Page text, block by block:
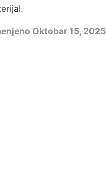
Oktobar 15, 2025